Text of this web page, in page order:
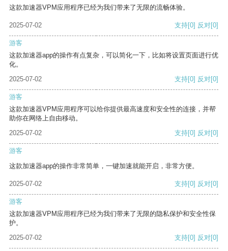
这款加速器VPM应用程序已经为我们带来了无限的流畅体验。
2025-07-02 支持[0] 反对[0]
游客
这款加速器app的操作有点复杂，可以简化一下，比如将设置页面进行优
化。
2025-07-02
支持[0] 反对[0]
游客
这款加速器VPM应用程序可以给你提供最高速度和安全性的连接，并帮
助你在网络上自由移动。
2025-07-02
支持[0] 反对[0]
游客
这款加速器app的操作非常简单，一键加速就能开启，非常方便。
2025-07-02 支持[0] 反对[0]
游客
这款加速器VPM应用程序已经为我们带来了无限的隐私保护和安全性保
护。
2025-07-02
支持[0] 反对[0]